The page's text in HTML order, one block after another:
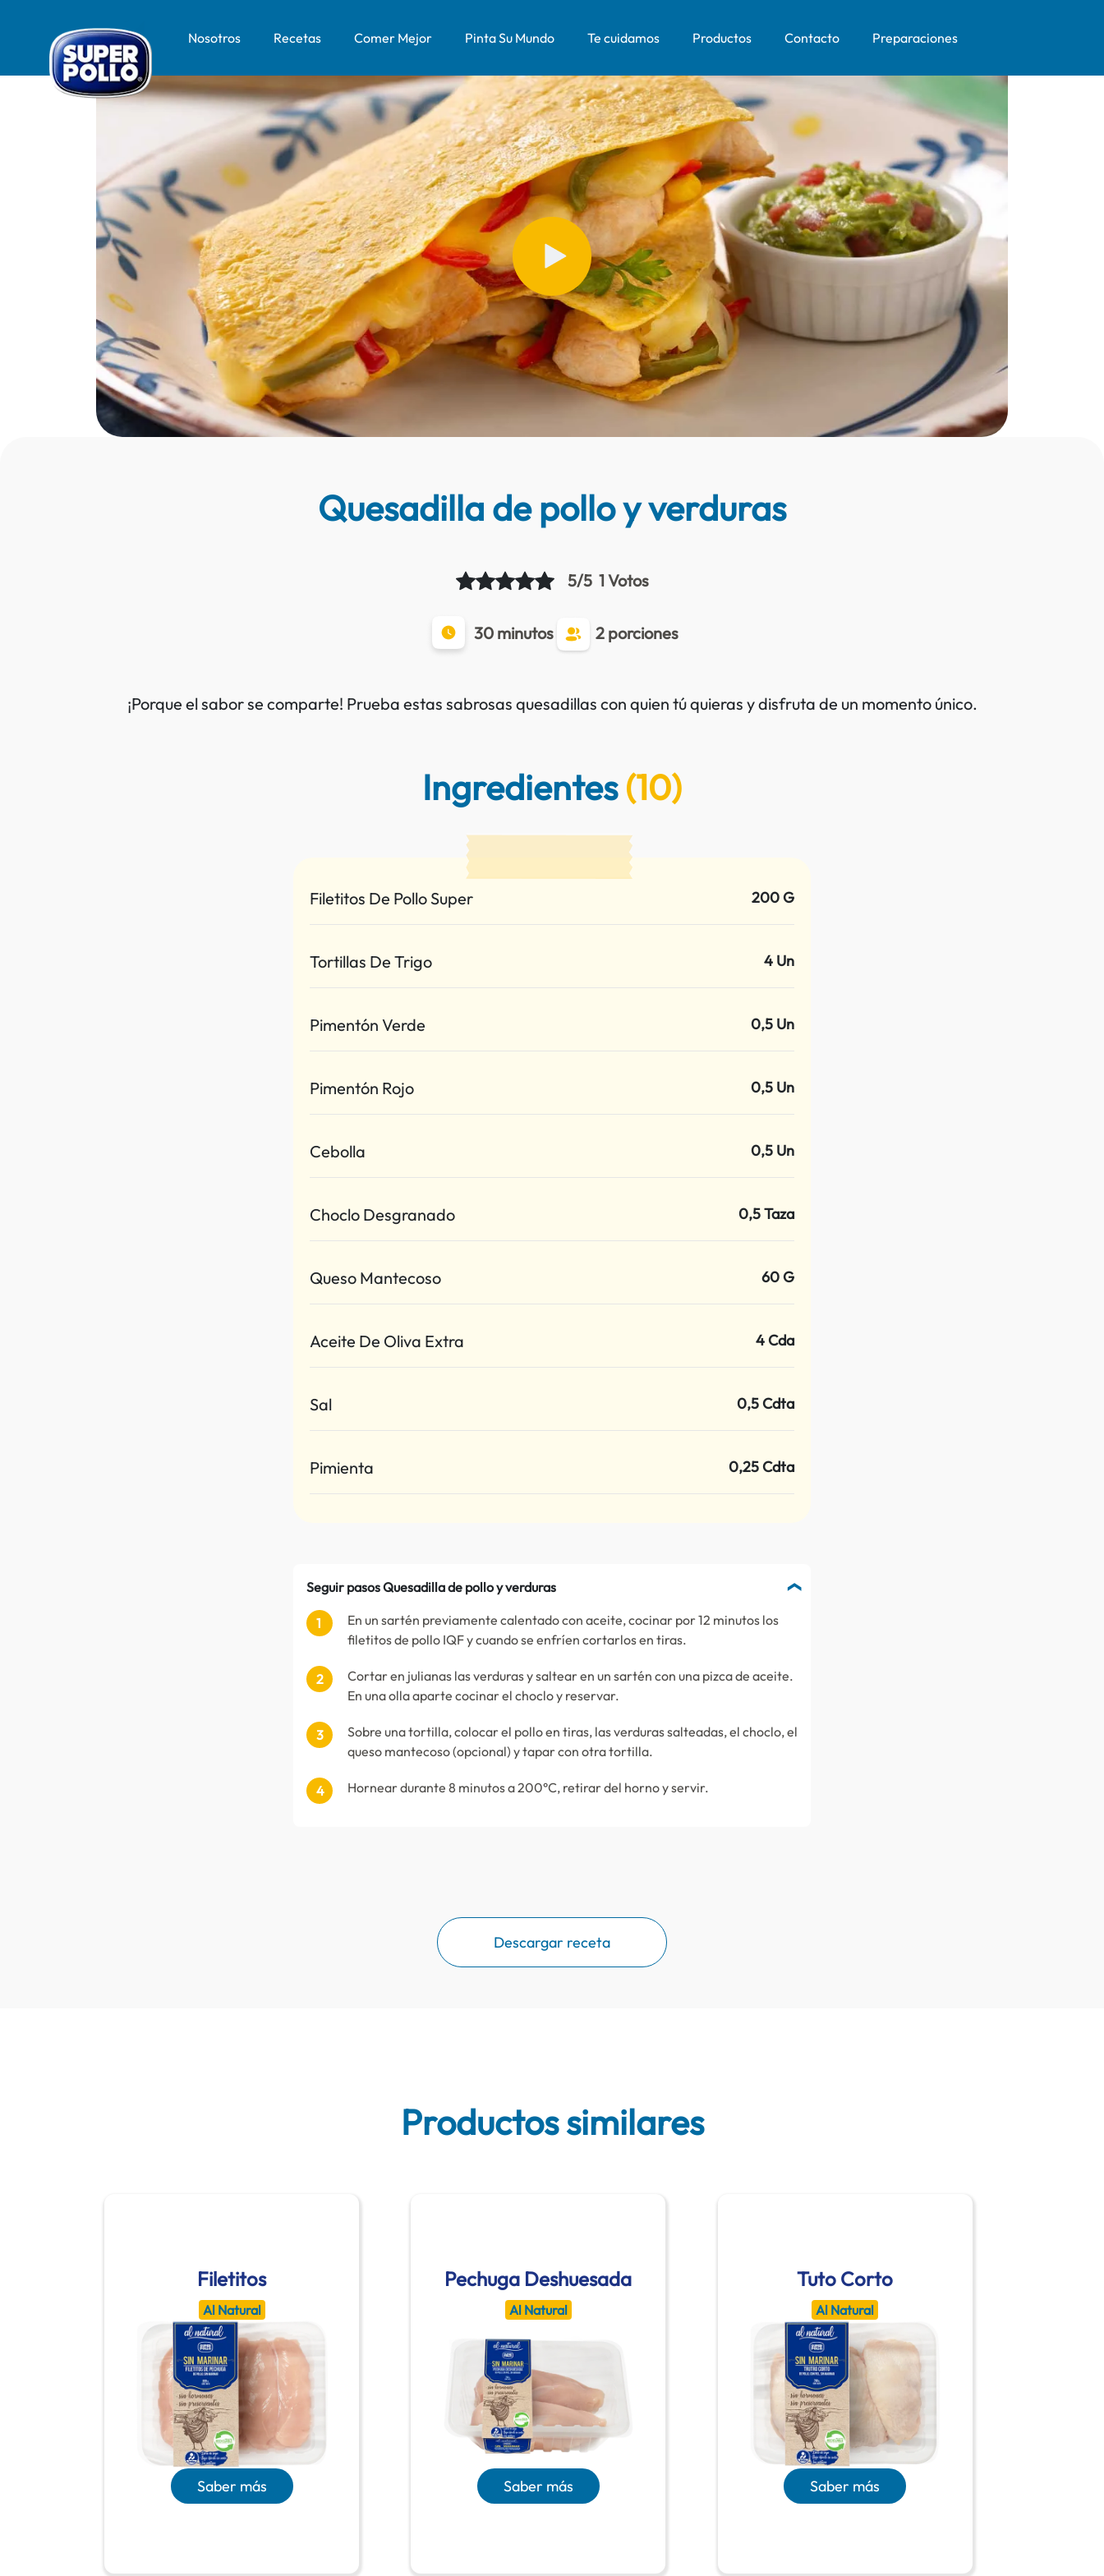
Nosotros Recetas Comer Mejor Pinta Su Mundo Te cuidamos Productos Contacto Preparaciones
Quesadilla de pollo y verduras
5/5 1 Votos
30 minutos 2 porciones
¡Porque el sabor se comparte! Prueba estas sabrosas quesadillas con quien tú quieras y disfruta de un momento único.
Ingredientes(10)
Filetitos De Pollo Super 200 G
Tortillas De Trigo 4 Un
Pimentón Verde 0,5 Un
Pimentón Rojo 0,5 Un
Cebolla 0,5 Un
Choclo Desgranado 0,5 Taza
Queso Mantecoso 60 G
Aceite De Oliva Extra 4 Cda
Sal 0,5 Cdta
Pimienta 0,25 Cdta
Seguir pasos Quesadilla de pollo y verduras
En un sartén previamente calentado con aceite, cocinar por 12 minutos los
filetitos de pollo IQF y cuando se enfríen cortarlos en tiras.
Cortar en julianas las verduras y saltear en un sartén con una pizca de aceite.
En una olla aparte cocinar el choclo y reservar.
Sobre una tortilla, colocar el pollo en tiras, las verduras salteadas, el choclo, el
queso mantecoso (opcional) y tapar con otra tortilla.
Hornear durante 8 minutos a 200°C, retirar del horno y servir.
Descargar receta
Productos similares
Filetitos
Al Natural
Saber más
Pechuga Deshuesada
Al Natural
Saber más
Tuto Corto
Al Natural
Saber más